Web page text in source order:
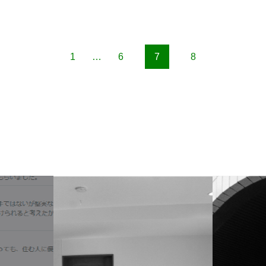
1 … 6 7 8